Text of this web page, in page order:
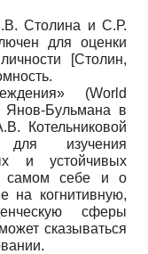
Столина и С.Р.
для оценки
[Столин,
(World
Янов-Бульмана в
Котельниковой
для изучения
и устойчивых
самом себе и о
на когнитивную,
сферы
сказываться